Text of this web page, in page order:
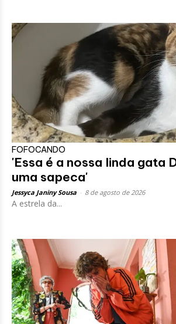
FOFOCANDO
'Essa é a nossa linda gata
uma sapeca'
Jessyca Janiny Sousa 8 de agosto de 2026
A estrela da...